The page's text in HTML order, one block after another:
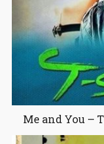
Me and You –